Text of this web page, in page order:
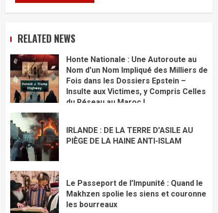
RELATED NEWS
Honte Nationale : Une Autoroute au
Nom d’un Nom Impliqué des Milliers de
Fois dans les Dossiers Epstein –
Insulte aux Victimes, y Compris Celles
du Réseau au Maroc !
IRLANDE : DE LA TERRE D’ASILE AU
PIÈGE DE LA HAINE ANTI-ISLAM
Le Passeport de l’Impunité : Quand le
Makhzen spolie les siens et couronne
les bourreaux